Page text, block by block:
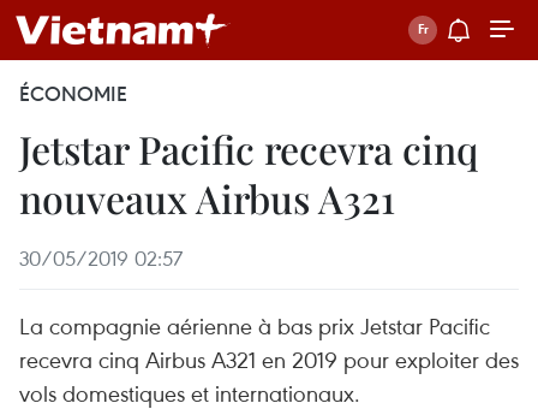
ÉCONOMIE
Jetstar Pacific recevra cinq
nouveaux Airbus A321
30/05/2019 02:57
La compagnie aérienne à bas prix Jetstar Pacific
recevra cinq Airbus A321 en 2019 pour exploiter des
vols domestiques et internationaux.